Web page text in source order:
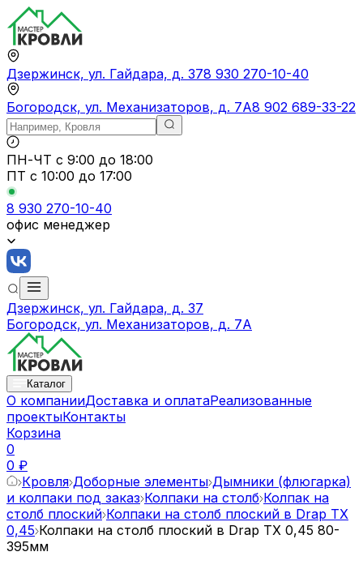
Дзержинск, ул. Гайдара, д. 378 930 270-10-40
Богородск, ул. Механизаторов, д. 7А8 902 689-33-22
ПН-ЧТ с 9:00 до 18:00
ПТ с 10:00 до 17:00
8 930 270-10-40
офис менеджер
Дзержинск, ул. Гайдара, д. 37
Богородск, ул. Механизаторов, д. 7А
Каталог
О компанииДоставка и оплатаРеализованные
проектыКонтакты
Корзина
0
0 ₽
Кровля Доборные элементы Дымники (флюгарка)
и колпаки под заказ Колпаки на столб Колпак на
столб плоский Колпаки на столб плоский в Drap TX
0,45 Колпаки на столб плоский в Drap TX 0,45 80-
395мм